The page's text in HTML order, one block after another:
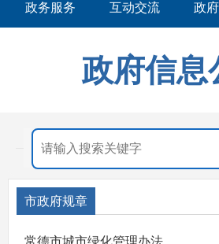
政务服务
互动交流 政
政府信息
市政府规章
常德市城市绿化管理办法